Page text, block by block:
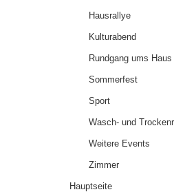
Hausrallye
Kulturabend
Rundgang ums Haus
Sommerfest
Sport
Wasch- und
Weitere Events
Zimmer
Hauptseite